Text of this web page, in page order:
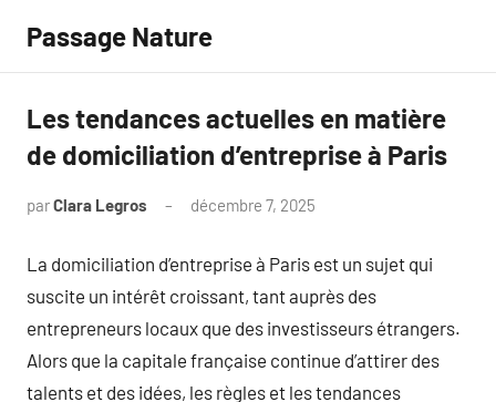
contenu
Passage Nature
Les tendances actuelles en matière
de domiciliation d’entreprise à Paris
parClara Legros décembre 7, 2025
La domiciliation d’entreprise à Paris est un sujet qui
suscite un intérêt croissant, tant auprès des
entrepreneurs locaux que des investisseurs étrangers.
Alors que la capitale française continue d’attirer des
talents et des idées, les règles et les tendances